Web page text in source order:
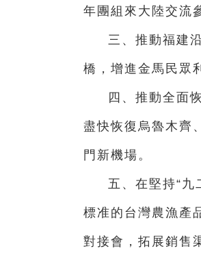
年團組來大陸交流
三、推動福建
橋，增進金馬民眾
四、推動全面
盡快恢復烏魯木齊
門新機場。
五、在堅持“九
標准的台灣農漁產
對接會，拓展銷售